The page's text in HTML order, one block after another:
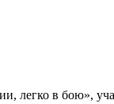
легко в бою»,